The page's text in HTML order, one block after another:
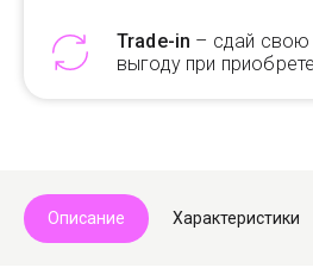
Trade-in – сдай свою
выгоду при
Описание Характеристики